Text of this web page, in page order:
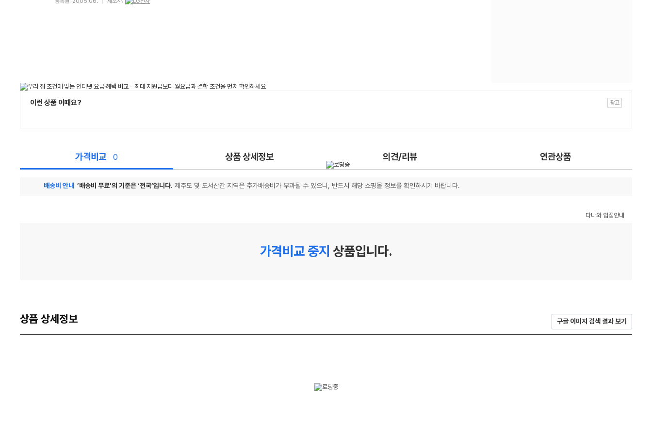
이런 상품 어때요?
가격비교 0 상품 상세정보 의견/리뷰 연관상품
배송비 안내 ’배송비 무료’의 기준은 ‘전국’입니다. 제주도 및 도서산간 지역은 추가배송비가 부과될 수 있으니, 반드시 해당 쇼핑몰 정보를 확인하시기 바랍니다.
다나와 입점안내
가격비교 중지 상품입니다.
상품 상세정보 구글 이미지 검색 결과 보기